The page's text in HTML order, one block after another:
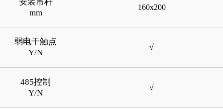
mm
160x200
弱电干触点
Y/N
√
485控制
Y/N
√